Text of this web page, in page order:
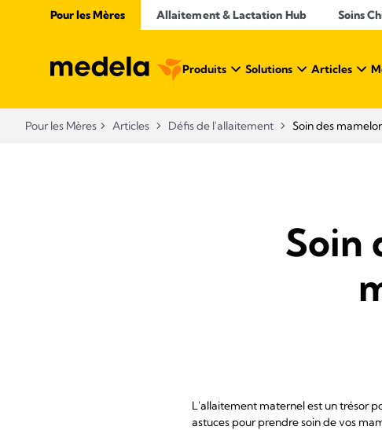
Pour les Mères Allaitement & Lactation Hub​ Soins
Produits Solutions Articles
Pour les Mères Articles Défis de l'allaitement Soin des
Soin
L'allaitement maternel est un trésor
astuces pour prendre soin de vos